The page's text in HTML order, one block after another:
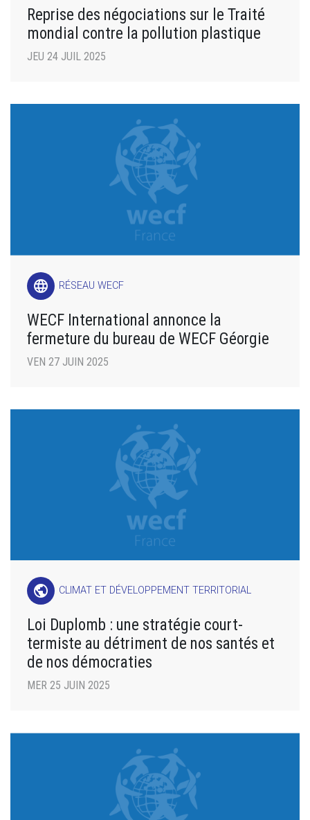
Reprise des négociations sur le Traité
mondial contre la pollution plastique
JEU 24 JUIL 2025
language RÉSEAU WECF
WECF International annonce la
fermeture du bureau de WECF Géorgie
VEN 27 JUIN 2025
public CLIMAT ET DÉVELOPPEMENT TERRITORIAL
Loi Duplomb : une stratégie court-
termiste au détriment de nos santés et
de nos démocraties
MER 25 JUIN 2025